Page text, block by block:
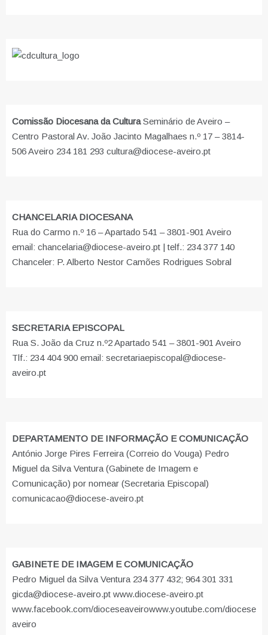
Comissão Diocesana da CulturaSeminário de Aveiro –
Centro Pastoral Av. João Jacinto Magalhaes n.º 17 – 3814-
506 Aveiro 234 181 293 cultura@diocese-aveiro.pt
CHANCELARIA DIOCESANA
Rua do Carmo n.º 16 – Apartado 541 – 3801-901 Aveiro
email: chancelaria@diocese-aveiro.pt | telf.: 234 377 140
Chanceler: P. Alberto Nestor Camões Rodrigues Sobral
SECRETARIA EPISCOPAL
Rua S. João da Cruz n.º2 Apartado 541 – 3801-901 Aveiro
Tlf.: 234 404 900 email: secretariaepiscopal@diocese-
aveiro.pt
DEPARTAMENTO DE INFORMAÇÃO E COMUNICAÇÃO
António Jorge Pires Ferreira (Correio do Vouga) Pedro
Miguel da Silva Ventura (Gabinete de Imagem e
Comunicação) por nomear (Secretaria Episcopal)
comunicacao@diocese-aveiro.pt
GABINETE DE IMAGEM E COMUNICAÇÃO
Pedro Miguel da Silva Ventura 234 377 432; 964 301 331
gicda@diocese-aveiro.pt www.diocese-aveiro.pt
www.facebook.com/dioceseaveirowww.youtube.com/diocese
aveiro